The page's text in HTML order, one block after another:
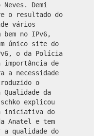
Demi
o resultado do
vários
bem no IPv6,
único site do
o da Polícia
importância de
a necessidade
o
Qualidade da
explicou
iniciativa do
Anatel e tem
qualidade do